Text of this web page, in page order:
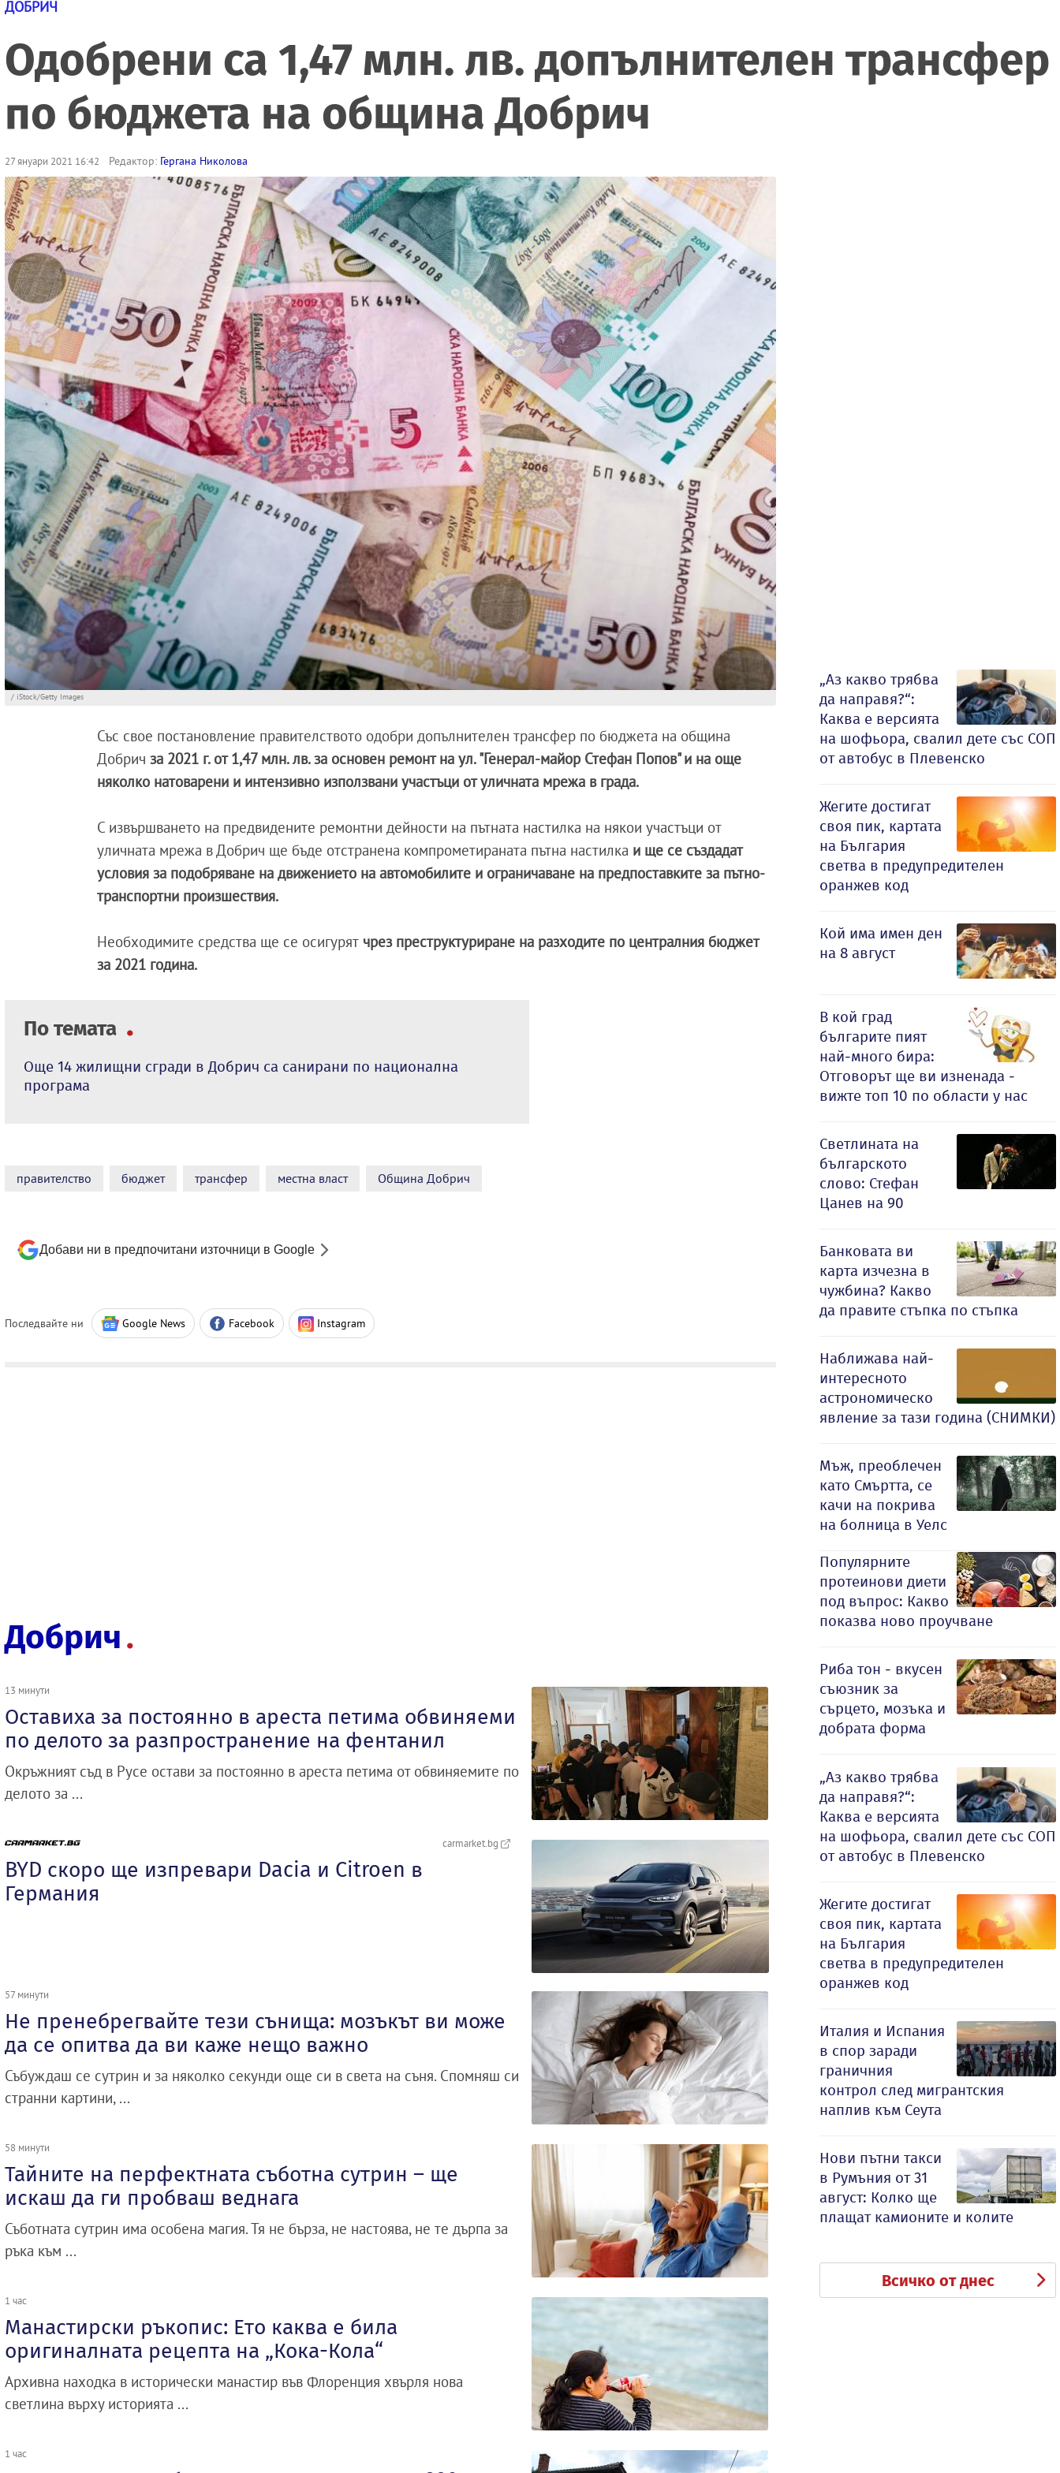
ДОБРИЧ
Одобрени са 1,47 млн. лв. допълнителен трансфер
по бюджета на община Добрич
27 януари 2021 16:42 Редактор: Гергана Николова
/ iStock/Getty Images
Със свое постановление правителството одобри допълнителен трансфер по бюджета на община
Добричза 2021 г. от 1,47 млн. лв. за основен ремонт на ул. "Генерал-майор Стефан Попов" и на още
няколко натоварени и интензивно използвани участъци от уличната мрежа в града.
С извършването на предвидените ремонтни дейности на пътната настилка на някои участъци от
уличната мрежа в Добрич ще бъде отстранена компрометираната пътна настилка и ще се създадат
условия за подобряване на движението на автомобилите и ограничаване на предпоставките за пътно-
транспортни произшествия.
Необходимите средства ще се осигурят чрез преструктуриране на разходите по централния бюджет
за 2021 година.
По темата
Още 14 жилищни сгради в Добрич са санирани по национална
програма
правителство бюджет трансфер местна власт Община Добрич
Добави ни в предпочитани източници в Google
Последвайте ни Google News Facebook Instagram
Добрич
13 минути
Оставиха за постоянно в ареста петима обвиняеми
по делото за разпространение на фентанил
Окръжният съд в Русе остави за постоянно в ареста петима от обвиняемите по
делото за ...
carmarket.bg
BYD скоро ще изпревари Dacia и Citroеn в
Германия
57 минути
Не пренебрегвайте тези сънища: мозъкът ви може
да се опитва да ви каже нещо важно
Събуждаш се сутрин и за няколко секунди още си в света на съня. Спомняш си
странни картини, ...
58 минути
Тайните на перфектната съботна сутрин – ще
искаш да ги пробваш веднага
Съботната сутрин има особена магия. Тя не бърза, не настоява, не те дърпа за
ръка към ...
1 час
Манастирски ръкопис: Ето каква е била
оригиналната рецепта на „Кока-Кола“
Архивна находка в исторически манастир във Флоренция хвърля нова
светлина върху историята ...
1 час
„Аз какво трябва
да направя?“:
Каква е версията
на шофьора, свалил дете със СОП
от автобус в Плевенско
Жегите достигат
своя пик, картата
на България
светва в предупредителен
оранжев код
Кой има имен ден
на 8 август
В кой град
българите пият
най-много бира:
Отговорът ще ви изненада -
вижте топ 10 по области у нас
Светлината на
българското
слово: Стефан
Цанев на 90
Банковата ви
карта изчезна в
чужбина? Какво
да правите стъпка по стъпка
Наближава най-
интересното
астрономическо
явление за тази година (СНИМКИ)
Мъж, преоблечен
като Смъртта, се
качи на покрива
на болница в Уелс
Популярните
протеинови диети
под въпрос: Какво
показва ново проучване
Риба тон - вкусен
съюзник за
сърцето, мозъка и
добрата форма
„Аз какво трябва
да направя?“:
Каква е версията
на шофьора, свалил дете със СОП
от автобус в Плевенско
Жегите достигат
своя пик, картата
на България
светва в предупредителен
оранжев код
Италия и Испания
в спор заради
граничния
контрол след мигрантския
наплив към Сеута
Нови пътни такси
в Румъния от 31
август: Колко ще
плащат камионите и колите
Всичко от днес